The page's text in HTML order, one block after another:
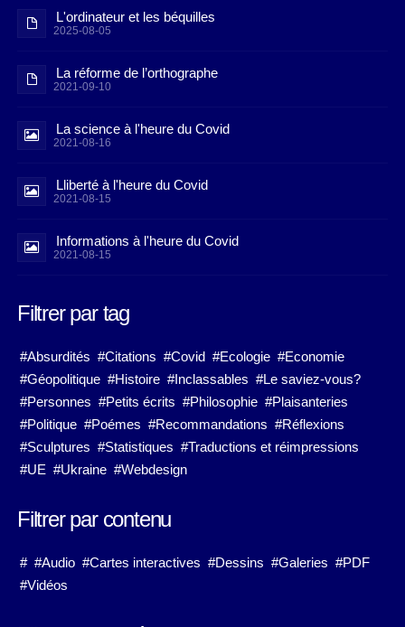
L'ordinateur et les béquilles
2025-08-05
La réforme de l’orthographe
2021-09-10
La science à l'heure du Covid
2021-08-16
Lliberté à l'heure du Covid
2021-08-15
Informations à l'heure du Covid
2021-08-15
Filtrer par tag
#Absurdités #Citations #Covid #Ecologie #Economie
#Géopolitique #Histoire #Inclassables #Le saviez-vous?
#Personnes #Petits écrits #Philosophie #Plaisanteries
#Politique #Poémes #Recommandations #Réflexions
#Sculptures #Statistiques #Traductions et réimpressions
#UE #Ukraine #Webdesign
Filtrer par contenu
# #Audio #Cartes interactives #Dessins #Galeries #PDF
#Vidéos